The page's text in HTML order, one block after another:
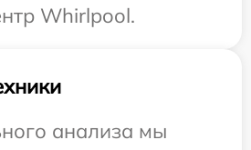
Whirlpool.
анализа мы